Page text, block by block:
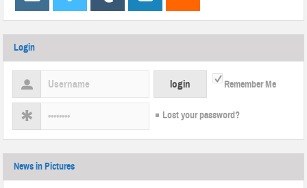
Login
Remember Me
Lost your password?
News in Pictures